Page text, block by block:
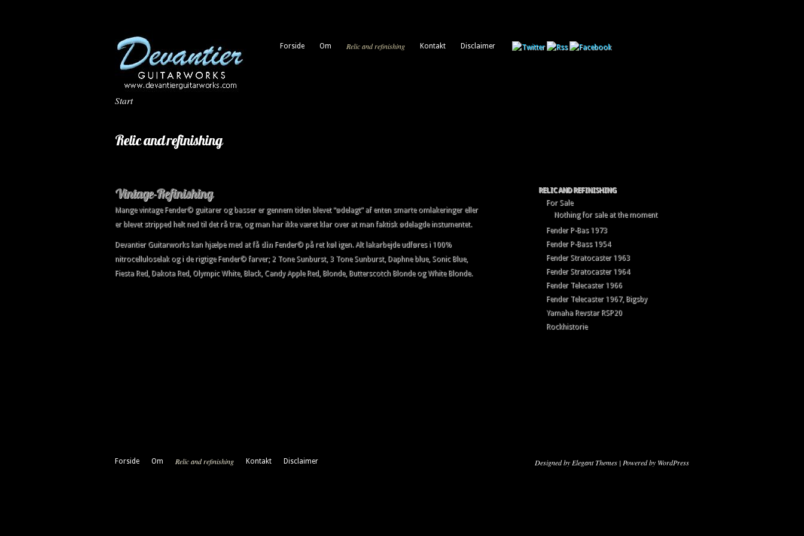
Start
Forside Om Relic and refinishing Kontakt Disclaimer
Relic and refinishing
Vintage-Refinishing
Mange vintage Fender© guitarer og basser er gennem tiden blevet “ødelagt” af enten smarte omlakeringer eller
er blevet stripped helt ned til det rå træ, og man har ikke været klar over at man faktisk ødelagde instumentet.
Devantier Guitarworks kan hjælpe med at få din Fender© på ret køl igen. Alt lakarbejde udføres i 100%
nitrocelluloselak og i de rigtige Fender© farver; 2 Tone Sunburst, 3 Tone Sunburst, Daphne blue, Sonic Blue,
Fiesta Red, Dakota Red, Olympic White, Black, Candy Apple Red, Blonde, Butterscotch Blonde og White Blonde.
RELIC AND REFINISHING
For Sale
Nothing for sale at the moment
Fender P-Bas 1973
Fender P-Bass 1954
Fender Stratocaster 1963
Fender Stratocaster 1964
Fender Telecaster 1966
Fender Telecaster 1967, Bigsby
Yamaha Revstar RSP20
Rockhistorie
Forside Om Relic and refinishing Kontakt Disclaimer Designed by Elegant Themes | Powered by WordPress